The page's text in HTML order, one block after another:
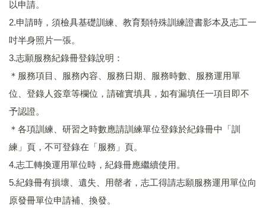
以申請。
2.申請時，須檢具基礎訓練、教育類特殊訓練證書影本及志工一
吋半身照片一張。
3.志願服務紀錄冊登錄說明：
＊服務項目、服務內容、服務日期、服務時數、服務運用單
位、登錄人簽章等欄位，請確實填具，如有漏填任一項目即不
予認證。
＊各項訓練、研習之時數應請訓練單位登錄於紀錄冊中「訓
練」頁，不可登錄在「服務」頁。
4.志工轉換運用單位時，紀錄冊應繼續使用。
5.紀錄冊有損壞、遺失、用罄者，志工得請志願服務運用單位向
原發冊單位申請補、換發。